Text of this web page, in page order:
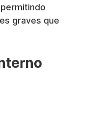
graves que